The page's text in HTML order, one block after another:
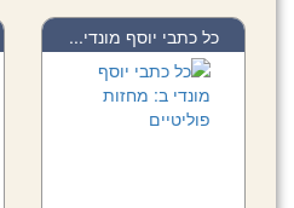
כל כתבי יוסף מונדי...